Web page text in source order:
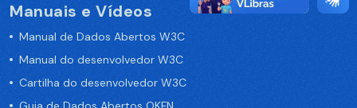
Manuais e Vídeos
Manual de Dados Abertos W3C
Manual do desenvolvedor W3C
Cartilha do desenvolvedor W3C